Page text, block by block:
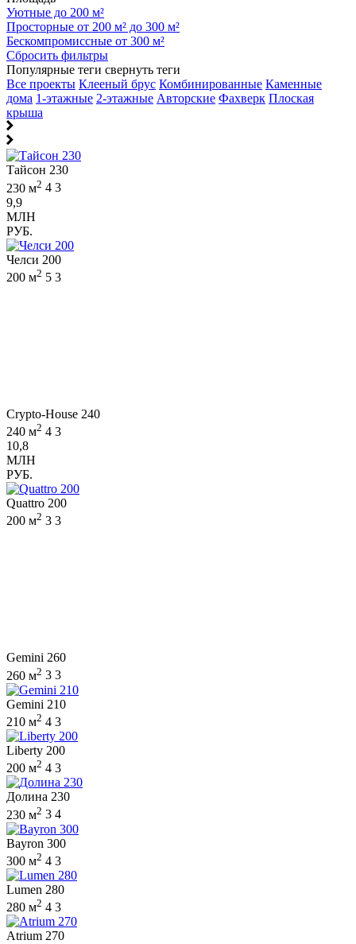
Уютные до 200 м²
Просторные от 200 м² до 300 м²
Бескомпромиссные от 300 м²
Сбросить фильтры
Популярные теги свернуть теги
Все проекты Клееный брус Комбинированные Каменные
дома 1-этажные 2-этажные Авторские Фахверк Плоская
крыша
Тайсон 230
230 м2 4 3
9,9
МЛН
РУБ.
Челси 200
200 м2 5 3
Crypto-House 240
240 м2 4 3
10,8
МЛН
РУБ.
Quattro 200
200 м2 3 3
Gemini 260
260 м2 3 3
Gemini 210
210 м2 4 3
Liberty 200
200 м2 4 3
Долина 230
230 м2 3 4
Bayron 300
300 м2 4 3
Lumen 280
280 м2 4 3
Atrium 270